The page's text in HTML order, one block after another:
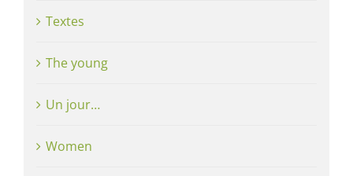
Textes
The young
Un jour…
Women